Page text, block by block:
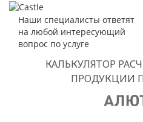
Наши специалисты ответят
на любой интересующий
вопрос по услуге